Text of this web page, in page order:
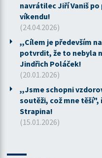
navrátilec Jiří Vaniš
víkendu!
(24.04.2026)
,,Cílem je především
potvrdit, že to nebyla
Jindřich Poláček!
(20.01.2026)
,,Jsme schopni
soutěži, což mne
Strapina!
(15.01.2026)